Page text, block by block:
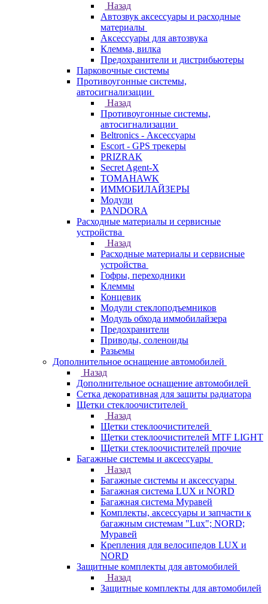
Назад
Автозвук аксессуары и расходные
материалы
Аксессуары для автозвука
Клемма, вилка
Предохранители и дистрибьютеры
Парковочные системы
Противоугонные системы,
автосигнализации
Назад
Противоугонные системы,
автосигнализации
Beltronics - Аксессуары
Escort - GPS трекеры
PRIZRAK
Secret Agent-X
TOMAHAWK
ИММОБИЛАЙЗЕРЫ
Модули
PANDORA
Расходные материалы и сервисные
устройства
Назад
Расходные материалы и сервисные
устройства
Гофры, переходники
Клеммы
Концевик
Модули стеклоподъемников
Модуль обхода иммобилайзера
Предохранители
Приводы, соленоиды
Разьемы
Дополнительное оснащение автомобилей
Назад
Дополнительное оснащение автомобилей
Сетка декоративная для защиты радиатора
Щетки стеклоочистителей
Назад
Щетки стеклоочистителей
Щетки стеклоочистителей MTF LIGHT
Щетки стеклоочистителей прочие
Багажные системы и аксессуары
Назад
Багажные системы и аксессуары
Багажная система LUX и NORD
Багажная система Муравей
Комплекты, аксессуары и запчасти к
багажным системам "Lux"; NORD;
Муравей
Крепления для велосипедов LUX и
NORD
Защитные комплекты для автомобилей
Назад
Защитные комплекты для автомобилей